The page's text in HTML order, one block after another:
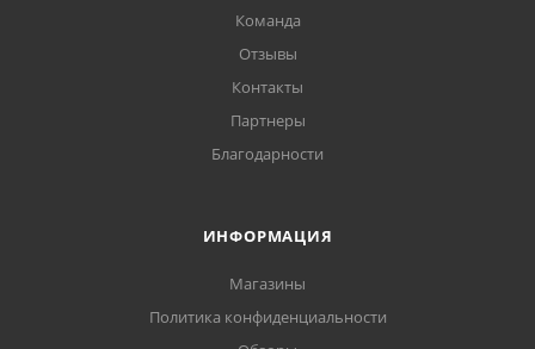
Команда
Отзывы
Контакты
Партнеры
Благодарности
ИНФОРМАЦИЯ
Магазины
Политика конфиденциальности